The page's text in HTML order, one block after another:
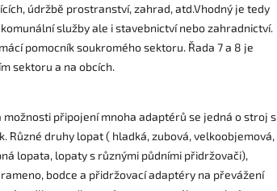
údržbě prostranství, zahrad, atd.Vhodný je tedy
služby ale i stavebnictví nebo zahradnictví.
pomocník soukromého sektoru. Řada 7 a 8 je
sektoru a na obcích.
možnosti připojení mnoha adaptérů se jedná o stroj s
Různé druhy lopat ( hladká, zubová, velkoobjemová,
lopata, lopaty s různými půdními přidržovači),
bodce a přidržovací adaptéry na převážení